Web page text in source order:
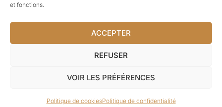
et fonctions.
ACCEPTER
REFUSER
VOIR LES PRÉFÉRENCES
Politique de cookiesPolitique de confidentialité
Lifestyle
–CGV–À-propos–Contact